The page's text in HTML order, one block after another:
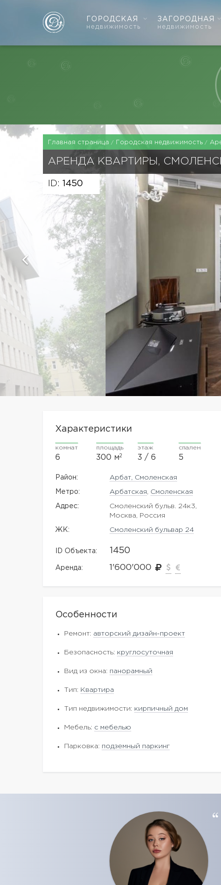
ГОРОДСКАЯ
недвижимость
ЗАГОРОДНАЯ
недвижимость
Главная страница Городская недвижимость
АРЕНДА КВАРТИРЫ,
ID: 1450
Характеристики
комнат
6
площадь
300 м2
этаж
3 / 6
спален
5
Район: Арбат, Смоленская
Метро: Арбатская Смоленская
Адрес:
Смоленский бульв. 24к3,
Москва, Россия
ЖK: Смоленский бульвар 24
ID Объекта: 1450
Аренда: 1'600'000
Особенности
Ремонт: авторский дизайн-проект
Безопасность: круглосуточная
Вид из окна: панорамный
Тип: Квартира
Тип недвижимости: кирпичный дом
Мебель: с мебелью
Парковка: подземный паркинг